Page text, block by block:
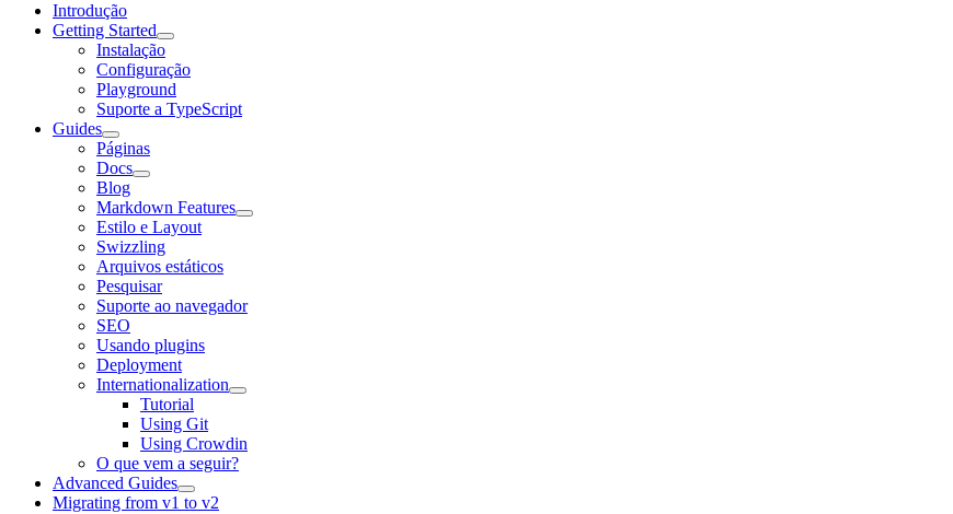
Introdução
Getting Started
Instalação
Configuração
Playground
Suporte a TypeScript
Guides
Páginas
Docs
Blog
Markdown Features
Estilo e Layout
Swizzling
Arquivos estáticos
Pesquisar
Suporte ao navegador
SEO
Usando plugins
Deployment
Internationalization
Tutorial
Using Git
Using Crowdin
O que vem a seguir?
Advanced Guides
Migrating from v1 to v2